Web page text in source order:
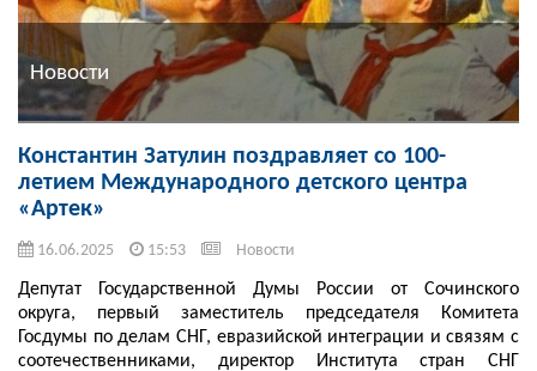
Новости
Константин Затулин поздравляет со 100-
летием Международного детского центра
«Артек»
16.06.2025 15:53 Новости
Депутат Государственной Думы России от Сочинского
округа, первый заместитель председателя Комитета
Госдумы по делам СНГ, евразийской интеграции и связям с
соотечественниками, директор Института стран СНГ